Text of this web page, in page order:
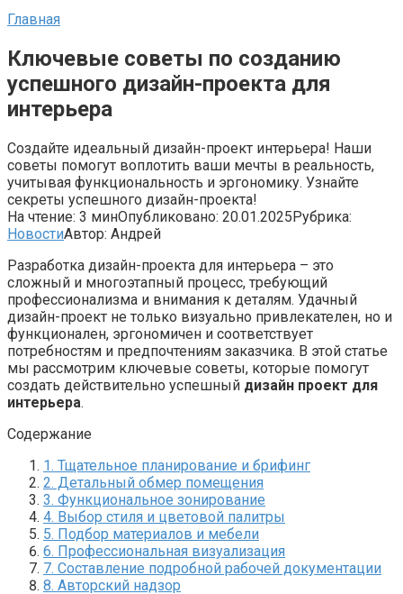
Главная
Ключевые советы по созданию
успешного дизайн-проекта для
интерьера
Создайте идеальный дизайн-проект интерьера! Наши
советы помогут воплотить ваши мечты в реальность,
учитывая функциональность и эргономику. Узнайте
секреты успешного дизайн-проекта!
На чтение: 3 минОпубликовано: 20.01.2025Рубрика:
НовостиАвтор: Андрей
Разработка дизайн-проекта для интерьера – это
сложный и многоэтапный процесс, требующий
профессионализма и внимания к деталям. Удачный
дизайн-проект не только визуально привлекателен, но и
функционален, эргономичен и соответствует
потребностям и предпочтениям заказчика. В этой статье
мы рассмотрим ключевые советы, которые помогут
создать действительно успешный дизайн проект для
интерьера.
Содержание
1. Тщательное планирование и брифинг
2. Детальный обмер помещения
3. Функциональное зонирование
4. Выбор стиля и цветовой палитры
5. Подбор материалов и мебели
6. Профессиональная визуализация
7. Составление подробной рабочей документации
8. Авторский надзор